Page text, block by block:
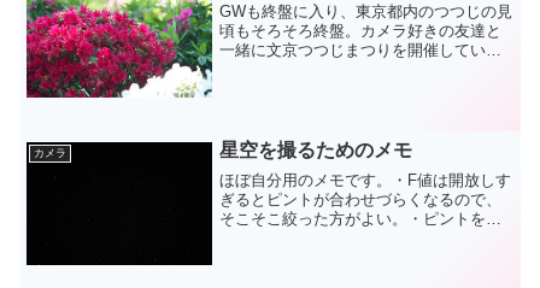
GWも終盤に入り、東京都内のつつじの見
頃もそろそろ終盤。カメラ好きの友達と
一緒に文京つつじまつりを開催している
カメラ 星空を撮るためのメモ
ほぼ自分用のメモです。・F値は開放しす
ぎるとピントが合わせづらくなるので、
そこそこ絞った方がよい。・ピントを合